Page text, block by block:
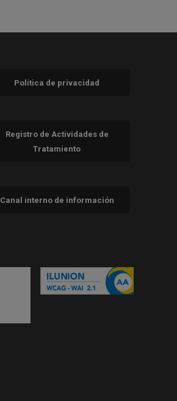
Política de privacidad
Registro de Actividades de
Tratamiento
Canal interno de información